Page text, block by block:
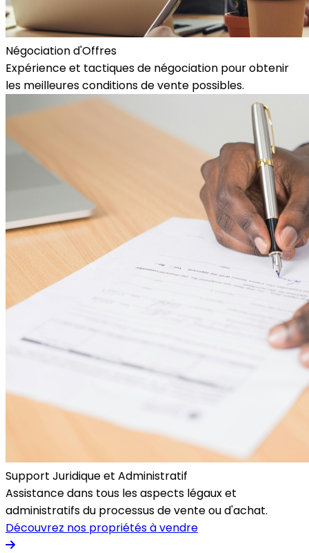
Négociation d'Offres
Expérience et tactiques de négociation pour obtenir
les meilleures conditions de vente possibles.
Support Juridique et Administratif
Assistance dans tous les aspects légaux et
administratifs du processus de vente ou d'achat.
Découvrez nos propriétés à vendre